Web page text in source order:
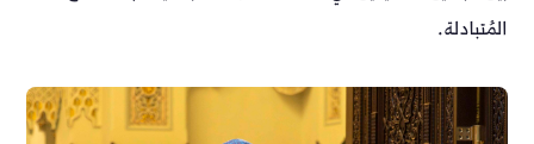
المُتبادلة.